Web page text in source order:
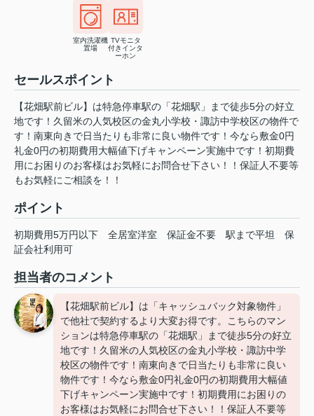
室内洗濯機
置場
TVモニタ
付きインタ
ーホン
セールスポイント
【花畑駅前ビル】は特急停車駅の「花畑駅」まで徒歩5分の好立
地です！久留米の人気校区の金丸小学校・諏訪中学校区の物件で
す！南東向きで日当たりも非常に良い物件です！今なら敷金0円
礼金0円の初期費用大幅値下げキャンペーン実施中です！初期費
用にお困りのお客様はお気軽にお問合せ下さい！！保証人不要等
もお気軽にご相談を！！
ポイント
初期費用5万円以下 全居室洋室 保証金不要 駅まで平坦
保
証会社利用可
担当者のコメント
【花畑駅前ビル】は「キャッシュバック対象物件」
で他社で契約するより大変お得です。こちらのマン
ションは特急停車駅の「花畑駅」まで徒歩5分の好立
地です！久留米の人気校区の金丸小学校・諏訪中学
校区の物件です！南東向きで日当たりも非常に良い
物件です！今なら敷金0円礼金0円の初期費用大幅値
下げキャンペーン実施中です！初期費用にお困りの
お客様はお気軽にお問合せ下さい！！保証人不要等